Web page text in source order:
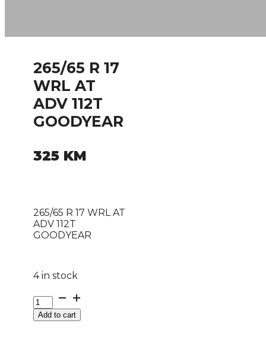
265/65 R 17
WRL AT
ADV 112T
GOODYEAR
325 KM
265/65 R 17 WRL AT
ADV 112T
GOODYEAR
4 in stock
265/65
R
17Add to cart